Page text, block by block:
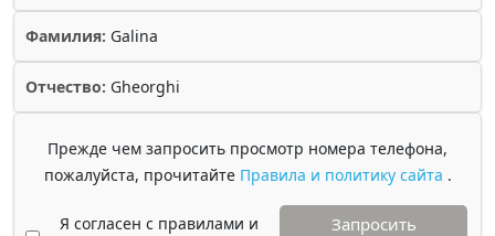
Фамилия: Galina
Отчество: Gheorghi
Прежде чем запросить просмотр номера телефона,
пожалуйста, прочитайте Правила и политику сайта .
Я согласен с правилами и
Запросить